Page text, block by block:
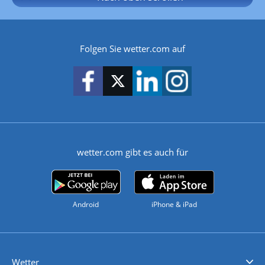
Folgen Sie wetter.com auf
wetter.com gibt es auch für
Android iPhone & iPad
Wetter